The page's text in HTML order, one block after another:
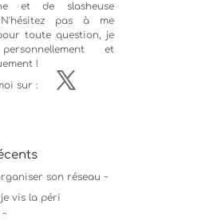
et de slasheuse
N'hésitez pas à me
toute question, je
et
!
sur :
son réseau ~
vis la péri